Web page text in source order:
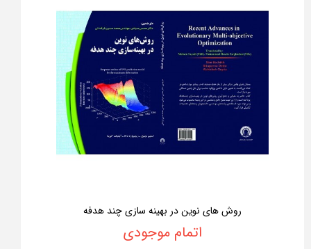
روش های نوین در بهینه سازی چند هدفه
اتمام موجودی